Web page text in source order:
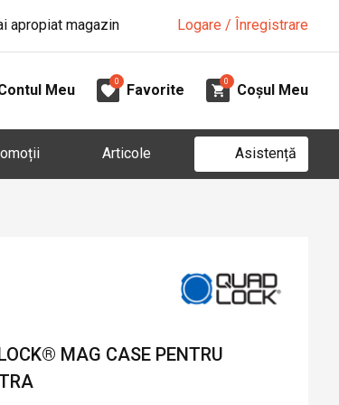
apropiat magazin Logare / Înregistrare
Meu
0
Favorite
0
Coșul Meu
Articole Asistență
MAG CASE PENTRU